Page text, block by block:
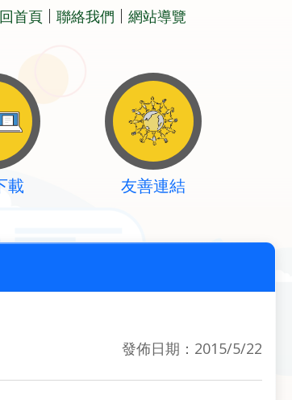
回首頁 聯絡我們 網站導覽
載 友善連結
發佈日期：2015/5/22